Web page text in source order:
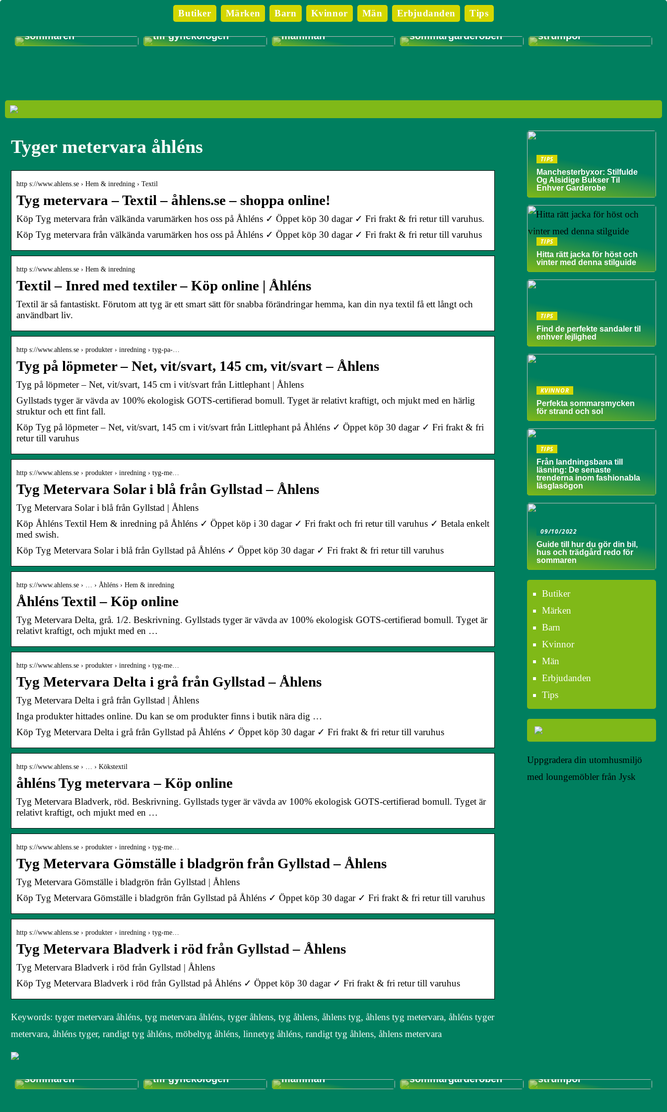
Butiker Märken Barn Kvinnor Män Erbjudanden Tips
sommaren
till gynekologen
Bra träningsråd till
mamman
3 saker du bör tänka
på när du köper
sommargarderoben
strumpor
Tyger metervara åhléns
http s://www.ahlens.se › Hem & inredning › Textil
Tyg metervara – Textil – åhlens.se – shoppa online!
Köp Tyg metervara från välkända varumärken hos oss på Åhléns ✓ Öppet köp 30 dagar ✓ Fri frakt & fri retur till varuhus.
Köp Tyg metervara från välkända varumärken hos oss på Åhléns ✓ Öppet köp 30 dagar ✓ Fri frakt & fri retur till varuhus
http s://www.ahlens.se › Hem & inredning
Textil – Inred med textiler – Köp online | Åhléns
Textil är så fantastiskt. Förutom att tyg är ett smart sätt för snabba förändringar hemma, kan din nya textil få ett långt och
användbart liv.
http s://www.ahlens.se › produkter › inredning › tyg-pa-…
Tyg på löpmeter – Net, vit/svart, 145 cm, vit/svart – Åhlens
Tyg på löpmeter – Net, vit/svart, 145 cm i vit/svart från Littlephant | Åhlens
Gyllstads tyger är vävda av 100% ekologisk GOTS-certifierad bomull. Tyget är relativt kraftigt, och mjukt med en härlig
struktur och ett fint fall.
Köp Tyg på löpmeter – Net, vit/svart, 145 cm i vit/svart från Littlephant på Åhléns ✓ Öppet köp 30 dagar ✓ Fri frakt & fri
retur till varuhus
http s://www.ahlens.se › produkter › inredning › tyg-me…
Tyg Metervara Solar i blå från Gyllstad – Åhlens
Tyg Metervara Solar i blå från Gyllstad | Åhlens
Köp Åhléns Textil Hem & inredning på Åhléns ✓ Öppet köp i 30 dagar ✓ Fri frakt och fri retur till varuhus ✓ Betala enkelt
med swish.
Köp Tyg Metervara Solar i blå från Gyllstad på Åhléns ✓ Öppet köp 30 dagar ✓ Fri frakt & fri retur till varuhus
http s://www.ahlens.se › … › Åhléns › Hem & inredning
Åhléns Textil – Köp online
Tyg Metervara Delta, grå. 1/2. Beskrivning. Gyllstads tyger är vävda av 100% ekologisk GOTS-certifierad bomull. Tyget är
relativt kraftigt, och mjukt med en …
http s://www.ahlens.se › produkter › inredning › tyg-me…
Tyg Metervara Delta i grå från Gyllstad – Åhlens
Tyg Metervara Delta i grå från Gyllstad | Åhlens
Inga produkter hittades online. Du kan se om produkter finns i butik nära dig …
Köp Tyg Metervara Delta i grå från Gyllstad på Åhléns ✓ Öppet köp 30 dagar ✓ Fri frakt & fri retur till varuhus
http s://www.ahlens.se › … › Kökstextil
åhléns Tyg metervara – Köp online
Tyg Metervara Bladverk, röd. Beskrivning. Gyllstads tyger är vävda av 100% ekologisk GOTS-certifierad bomull. Tyget är
relativt kraftigt, och mjukt med en …
http s://www.ahlens.se › produkter › inredning › tyg-me…
Tyg Metervara Gömställe i bladgrön från Gyllstad – Åhlens
Tyg Metervara Gömställe i bladgrön från Gyllstad | Åhlens
Köp Tyg Metervara Gömställe i bladgrön från Gyllstad på Åhléns ✓ Öppet köp 30 dagar ✓ Fri frakt & fri retur till varuhus
http s://www.ahlens.se › produkter › inredning › tyg-me…
Tyg Metervara Bladverk i röd från Gyllstad – Åhlens
Tyg Metervara Bladverk i röd från Gyllstad | Åhlens
Köp Tyg Metervara Bladverk i röd från Gyllstad på Åhléns ✓ Öppet köp 30 dagar ✓ Fri frakt & fri retur till varuhus
Keywords: tyger metervara åhléns, tyg metervara åhléns, tyger åhlens, tyg åhlens, åhlens tyg, åhlens tyg metervara, åhléns tyger
metervara, åhléns tyger, randigt tyg åhléns, möbeltyg åhléns, linnetyg åhléns, randigt tyg åhlens, åhlens metervara
TIPS
Manchesterbyxor: Stilfulde
Og Alsidige Bukser Til
Enhver Garderobe
TIPS
Hitta rätt jacka för höst och
vinter med denna stilguide
TIPS
Find de perfekte sandaler til
enhver lejlighed
KVINNOR
Perfekta sommarsmycken
för strand och sol
TIPS
Från landningsbana till
läsning: De senaste
trenderna inom fashionabla
läsglasögon
09/10/2022
Guide till hur du gör din bil,
hus och trädgård redo för
sommaren
Butiker
Märken
Barn
Kvinnor
Män
Erbjudanden
Tips
Uppgradera din utomhusmiljö
med loungemöbler från Jysk
sommaren
till gynekologen
mamman
sommargarderoben
strumpor